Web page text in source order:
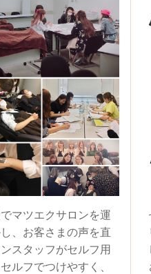
マツエクサロンを運
、お客さまの声を直
スタッフがセルフ用
ルフでつけやすく、